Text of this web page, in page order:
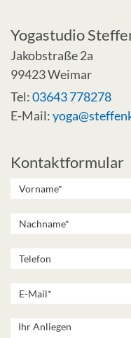
Yogastudio
Jakobstraße 2a
99423 Weimar
Tel:03643 778278
E-Mail:
Kontaktformular